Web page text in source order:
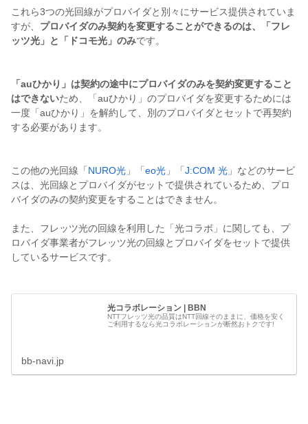
これら3つの光回線がプロバイダと別々にサービス提供されていま
すが、 プロバイダのみ契約を変更することができるのは、「フレ
ッツ光」と「ドコモ光」のみです。
「auひかり」は契約の途中にプロバイダのみを契約変更すること
はできないため、「auひかり」のプロバイダを変更するためには
一度「auひかり」を解約して、別のプロバイダとセットで再契約
する必要があります。
この他の光回線「 NURO光 」「 eo光 」「 J:COM 光 」などのサービ
スは、光回線とプロバイダがセットで提供されているため、プロ
バイダのみの契約変更をすることはできません。
また、フレッツ光の回線を利用した「光コラボ」に関しても、プ
ロバイダ事業者がフレッツ光の回線とプロバイダをセットで提供
しているサービスです。
光コラボレーション | BBN
NTTフレッツ光の品質はNTT回線そのままに、価格を安く
ご利用するなら光コラボレーションが断然おトクです!
bb-navi.jp